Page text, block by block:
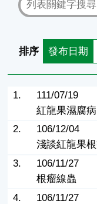
排序 發布日期
1.
111/07/19
紅龍果濕腐
2.
106/12/04
淺談紅龍果
3.
106/11/27
根瘤線蟲
4.
106/11/27